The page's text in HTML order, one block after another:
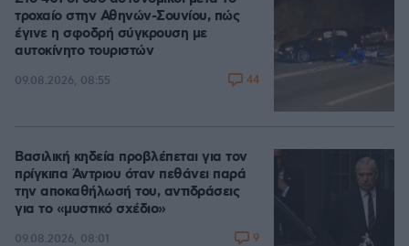
τροχαίο στην Αθηνών-Σουνίου, πώς
έγινε η σφοδρή σύγκρουση με
αυτοκίνητο τουριστών
09.08.2026, 08:55 44
Βασιλική κηδεία προβλέπεται για τον
πρίγκιπα Άντριου όταν πεθάνει παρά
την αποκαθήλωσή του, αντιδράσεις
για το «μυστικό σχέδιο»
09.08.2026, 08:01 9